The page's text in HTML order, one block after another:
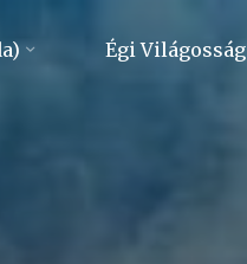
Égi Világosság